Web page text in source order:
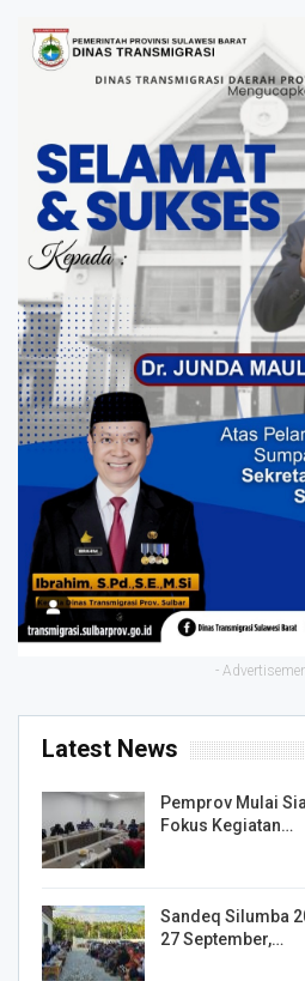
-
Latest News
Pemprov Mulai
Fokus Kegiatan…
Sandeq Silumba
27 September,…